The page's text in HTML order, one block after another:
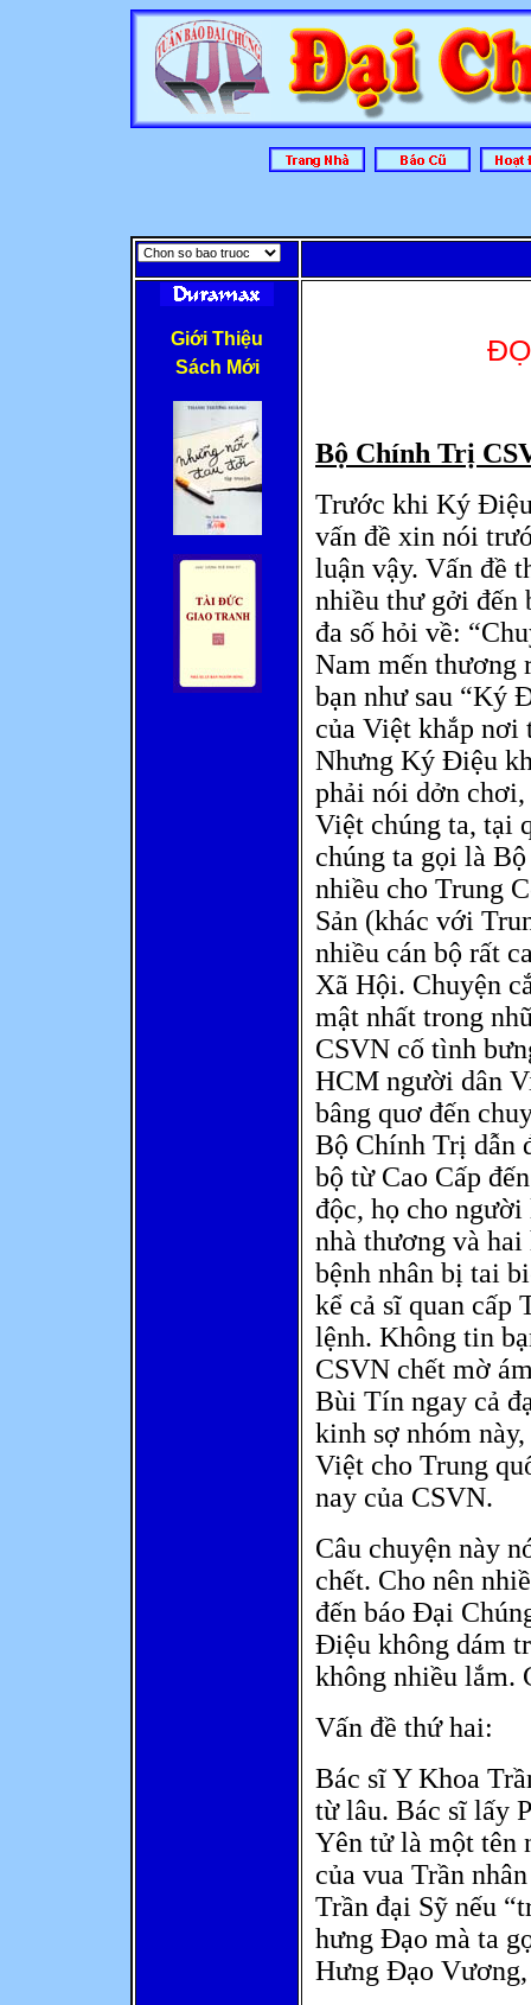
Giới Thiệu
Sách Mới
Bộ Chính Trị
Trước khi Ký
vấn đề xin nói
luận vậy. Vấn đề
nhiều thư gởi đến
đa số hỏi về:
Nam mến thương
bạn như sau “Ký
của Việt khắp nơi
Nhưng Ký Điệu
phải nói dởn
Việt chúng ta, tại
chúng ta gọi là
nhiều cho Trung
Sản (khác với
nhiều cán bộ rất
Xã Hội. Chuyện
mật nhất trong
CSVN cố tình
HCM người dân
bâng quơ đến
Bộ Chính Trị dẫn
bộ từ Cao Cấp
độc, họ cho
nhà thương và hai
bệnh nhân bị tai
kể cả sĩ quan cấp
lệnh. Không tin
CSVN chết mờ
Bùi Tín ngay cả
kinh sợ nhóm
Việt cho Trung
nay của CSVN.
Câu chuyện này
chết. Cho nên
đến báo Đại
Điệu không dám
không nhiều lắm.
Vấn đề thứ hai:
Bác sĩ Y Khoa
từ lâu. Bác sĩ lấy
Yên tử là một tên
của vua Trần
Trần đại Sỹ nếu
hưng Đạo mà ta
Hưng Đạo